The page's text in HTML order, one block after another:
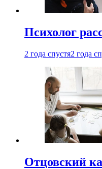
Психолог
2 года спустя2 года
Отцовский